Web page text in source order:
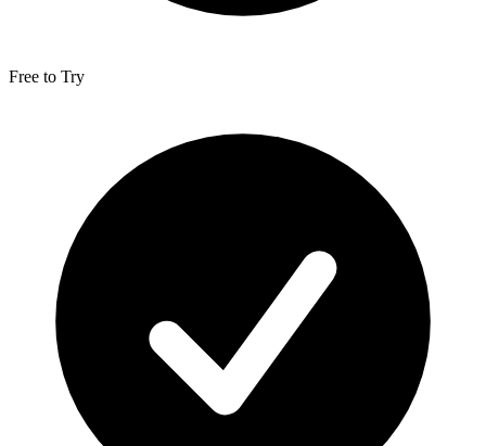
Free to Try